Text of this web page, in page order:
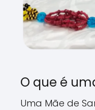
O que é
Uma Mãe de